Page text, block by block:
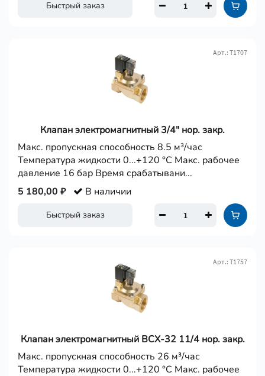
Быстрый заказ
Клапан электромагнитный 3/4" нор. закр.
Арт.: Т1707
Макс. пропускная способность 8.5 м³/час
Температура жидкости 0...+120 °С Макс. рабочее
давление 16 бар Время срабатывани...
Быстрый заказ
5 180,00 ₽ В наличии
Клапан электромагнитный BCX-32 11/4 нор. закр.
Арт.: Т1757
Макс. пропускная способность 26 м³/час
Температура жидкости 0...+120 °С Макс. рабочее